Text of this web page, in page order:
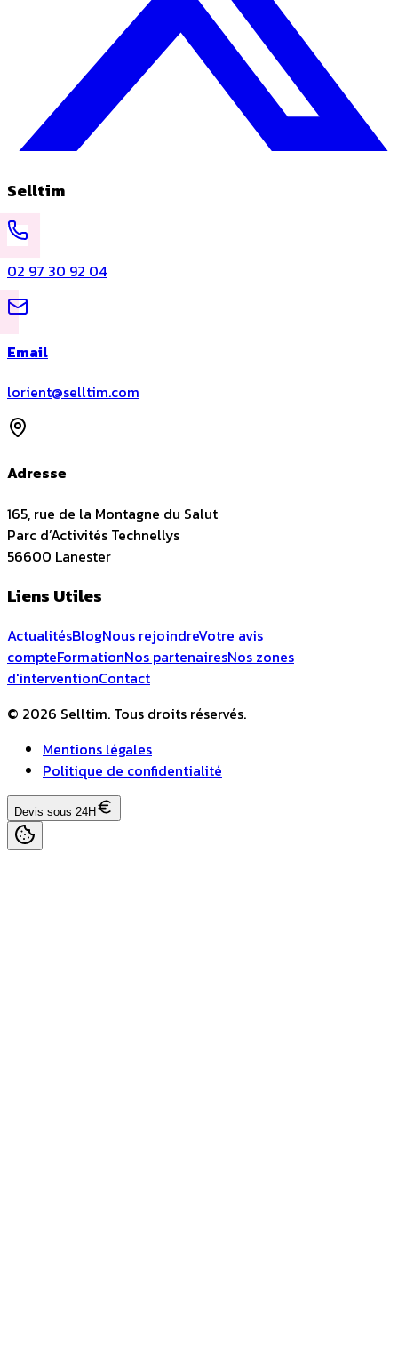
Selltim
02 97 30 92 04
Email
lorient@selltim.com
Adresse
165, rue de la Montagne du Salut
Parc d’Activités Technellys
56600 Lanester
Liens Utiles
ActualitésBlogNous rejoindreVotre avis
compteFormationNos partenairesNos zones
d'interventionContact
© 2026 Selltim. Tous droits réservés.
Mentions légales
Politique de confidentialité
Devis sous 24H